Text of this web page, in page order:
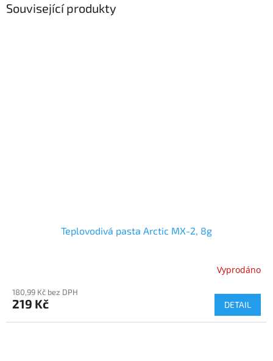
Související produkty
Teplovodivá pasta Arctic MX-2, 8g
Vyprodáno
180,99 Kč bez DPH
219 Kč DETAIL